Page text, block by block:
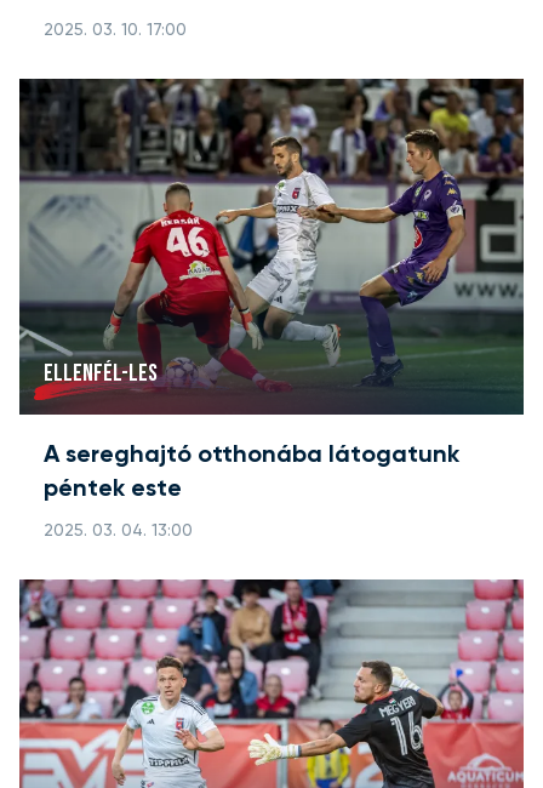
2025. 03. 10. 17:00
ELLENFÉL-LES
A sereghajtó otthonába látogatunk
péntek este
2025. 03. 04. 13:00